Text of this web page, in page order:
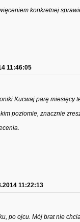
konkretnej
11:46:05
Kucwaj parę
poziomie, znacznie
11:22:13
po ojcu. Mój brat nie